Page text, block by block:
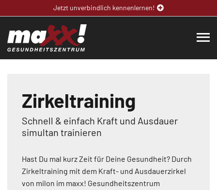
Jetzt unverbindlich kennenlernen!
Zirkeltraining
Schnell & einfach Kraft und Ausdauer
simultan trainieren
Hast Du mal kurz Zeit für Deine Gesundheit? Durch
Zirkeltraining mit dem Kraft- und Ausdauerzirkel
von milon im maxx! Gesundheitszentrum